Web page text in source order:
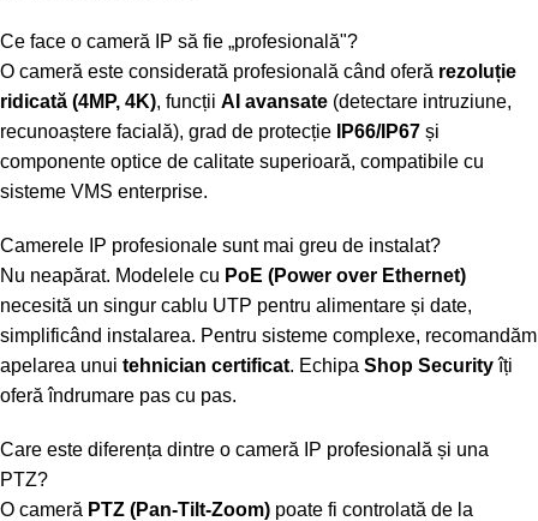
Ce face o cameră IP să fie „profesională"?
O cameră este considerată profesională când oferă rezoluție
ridicată (4MP, 4K), funcții AI avansate (detectare intruziune,
recunoaștere facială), grad de protecție
IP66/IP67 și
componente optice de calitate superioară, compatibile cu
sisteme VMS enterprise.
Camerele IP profesionale sunt mai greu de instalat?
Nu neapărat. Modelele cu PoE (Power over Ethernet)
necesită un singur cablu UTP pentru alimentare și date,
simplificând instalarea. Pentru sisteme complexe, recomandăm
apelarea unui tehnician certificat. Echipa Shop Securityîți
oferă îndrumare pas cu pas.
Care este diferența dintre o cameră IP profesională și una
PTZ?
O cameră PTZ (Pan-Tilt-Zoom) poate fi controlată de la